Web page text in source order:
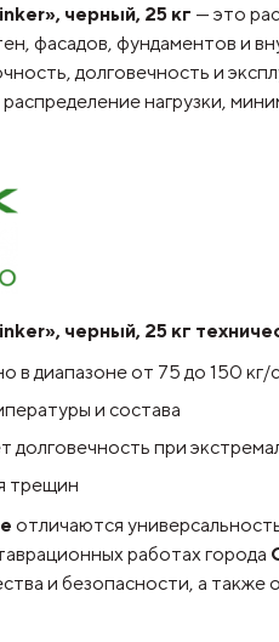
черный, 25 кг — это
фасадов, фундаментов и
долговечность и
нагрузки,
черный, 25 кг
в диапазоне от 75 до 150 кг/
и состава
при
трещин
отличаются
работах города
и безопасности, а